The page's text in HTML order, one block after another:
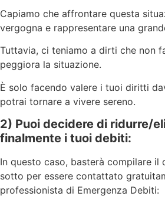
Capiamo che affrontare questa
vergogna e rappresentare una
Tuttavia, ci teniamo a dirti che non
peggiora la situazione.
È solo facendo valere i tuoi diritti
potrai tornare a vivere sereno.
2) Puoi decidere di ridurre/
finalmente i tuoi debiti:
In questo caso, basterà compilare il
sotto per essere contattato
professionista di Emergenza Debiti: